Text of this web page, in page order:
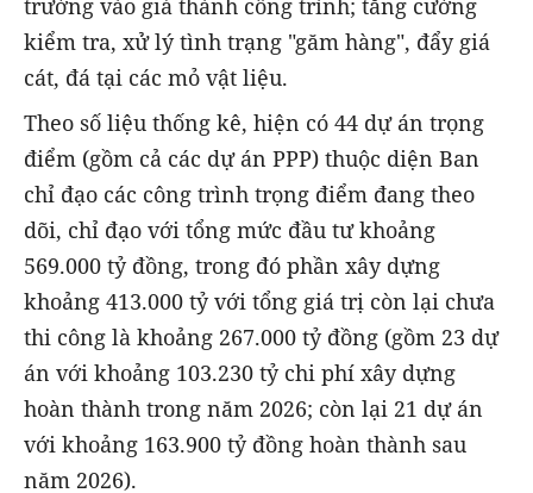
trường vào giá thành công trình; tăng cường
kiểm tra, xử lý tình trạng "găm hàng", đẩy giá
cát, đá tại các mỏ vật liệu.
Theo số liệu thống kê, hiện có 44 dự án trọng
điểm (gồm cả các dự án PPP) thuộc diện Ban
chỉ đạo các công trình trọng điểm đang theo
dõi, chỉ đạo với tổng mức đầu tư khoảng
569.000 tỷ đồng, trong đó phần xây dựng
khoảng 413.000 tỷ với tổng giá trị còn lại chưa
thi công là khoảng 267.000 tỷ đồng (gồm 23 dự
án với khoảng 103.230 tỷ chi phí xây dựng
hoàn thành trong năm 2026; còn lại 21 dự án
với khoảng 163.900 tỷ đồng hoàn thành sau
năm 2026).